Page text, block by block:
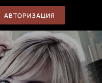
АВТОРИЗАЦИЯ